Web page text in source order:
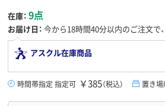
在庫： 9点
お届け日： 今から18時間40分以内のご注文で
アスクル在庫商品
時間帯指定 指定可 ￥385（税込） 置き